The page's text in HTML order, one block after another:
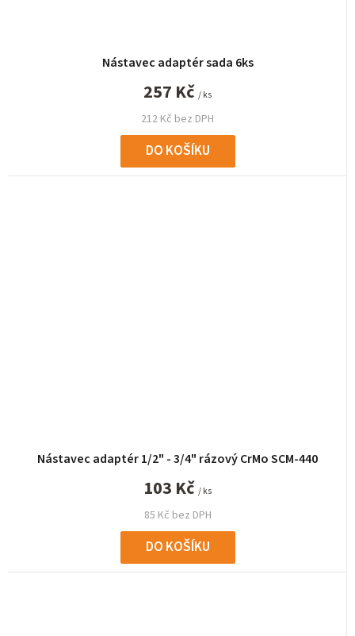
Nástavec adaptér sada 6ks
212 Kč bez DPH
257 Kč / ks
DO KOŠÍKU
Nástavec adaptér 1/2" - 3/4" rázový CrMo SCM-440
85 Kč bez DPH
103 Kč / ks
DO KOŠÍKU